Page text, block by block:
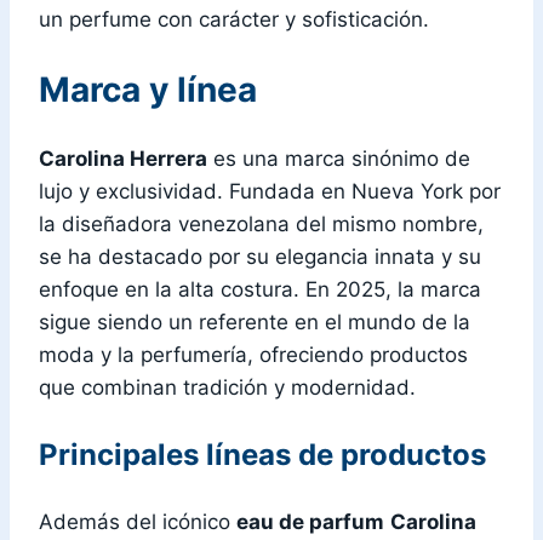
un perfume con carácter y sofisticación.
Marca y línea
Carolina Herrera es una marca sinónimo de
lujo y exclusividad. Fundada en Nueva York por
la diseñadora venezolana del mismo nombre,
se ha destacado por su elegancia innata y su
enfoque en la alta costura. En 2025, la marca
sigue siendo un referente en el mundo de la
moda y la perfumería, ofreciendo productos
que combinan tradición y modernidad.
Principales líneas de productos
Además del icónico eau de parfum Carolina